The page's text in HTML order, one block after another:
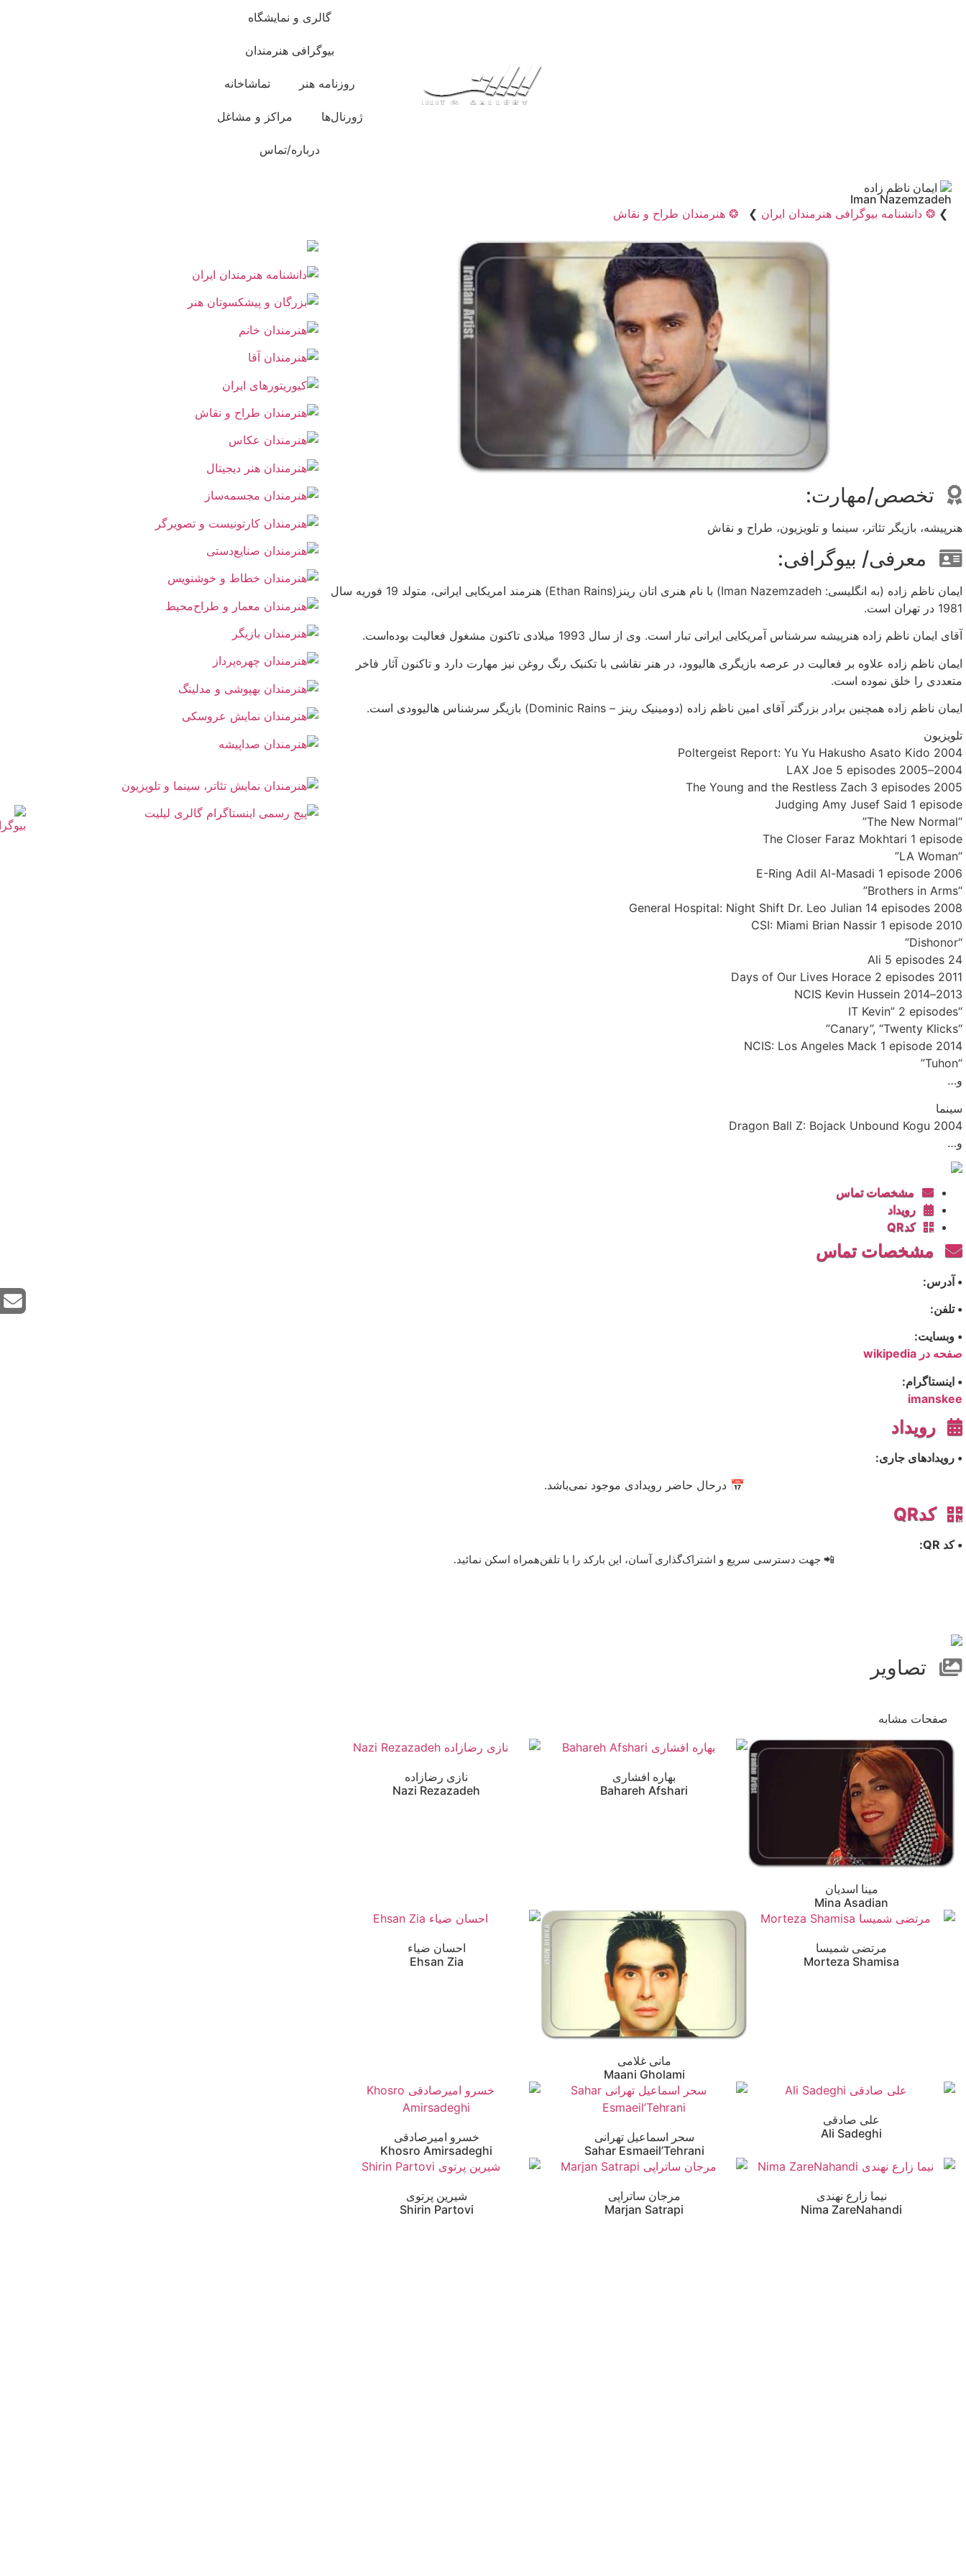
گالری و نمایشگاه
بیوگرافی هنرمندان
روزنامه هنر تماشاخانه
ژورنال‌ها مراکز و مشاغل
درباره/تماس
ایمان ناظم زاده
Iman Nazemzadeh
❯ ❂ دانشنامه بیوگرافی هنرمندان ایران ❯ ❂ هنرمندان طراح و نقاش
تخصص/مهارت:
هنرپیشه، بازیگر تئاتر، سینما و تلویزیون، طراح و نقاش
معرفی/ بیوگرافی:
ایمان ناظم زاده (به انگلیسی: Iman Nazemzadeh) با نام هنری اتان رینز(Ethan Rains) هنرمند امریکایی ایرانی، متولد 19 فوریه سال
1981 در تهران است.
آقای ایمان ناظم زاده هنرپیشه سرشناس آمریکایی ایرانی تبار است. وی از سال 1993 میلادی تاکنون مشغول فعالیت بوده‌است.
ایمان ناظم زاده علاوه بر فعالیت در عرصه بازیگری هالیوود، در هنر نقاشی با تکنیک رنگ روغن نیز مهارت دارد و تاکنون آثار فاخر
متعددی را خلق نموده است.
ایمان ناظم زاده همچنین برادر بزرگتر آقای امین ناظم زاده (دومینیک رینز – Dominic Rains) بازیگر سرشناس هالیوودی است.
تلویزیون
2004 Poltergeist Report: Yu Yu Hakusho Asato Kido
2004–2005 LAX Joe 5 episodes
2005 The Young and the Restless Zach 3 episodes
Judging Amy Jusef Said 1 episode
“The New Normal”
The Closer Faraz Mokhtari 1 episode
“LA Woman”
2006 E-Ring Adil Al-Masadi 1 episode
“Brothers in Arms”
2008 General Hospital: Night Shift Dr. Leo Julian 14 episodes
2010 CSI: Miami Brian Nassir 1 episode
“Dishonor”
24 Ali 5 episodes
2011 Days of Our Lives Horace 2 episodes
2013–2014 NCIS Kevin Hussein
“IT Kevin” 2 episodes
“Canary”, “Twenty Klicks”
2014 NCIS: Los Angeles Mack 1 episode
“Tuhon”
و…
سینما
2004 Dragon Ball Z: Bojack Unbound Kogu
و…
مشخصات تماس
رویداد
کدQR
مشخصات تماس
• آدرس:
• تلفن:
• وبسایت:
صفحه در wikipedia
• اینستاگرام:
imanskee
رویداد
• رویدادهای جاری:
📅 درحال حاضر رویدادی موجود نمی‌باشد.
کدQR
• کد QR:
📲 جهت دسترسی سریع و اشتراک‌گذاری آسان، این بارکد را با تلفن‌همراه اسکن نمائید.
تصاویر
صفحات مشابه
مینا اسدیان
Mina Asadian
بهاره افشاری
Bahareh Afshari
نازی رضازاده
Nazi Rezazadeh
مرتضی شمیسا
Morteza Shamisa
مانی غلامی
Maani Gholami
احسان ضیاء
Ehsan Zia
علی صادقی
Ali Sadeghi
سحر اسماعیل تهرانی
Sahar Esmaeil’Tehrani
خسرو امیرصادقی
Khosro Amirsadeghi
نیما زارع نهندی
Nima ZareNahandi
مرجان ساتراپی
Marjan Satrapi
شیرین پرتوی
Shirin Partovi